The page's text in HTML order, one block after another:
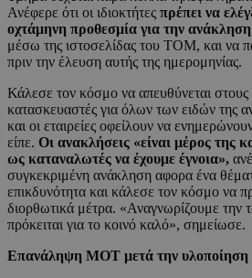
Ανέφερε ότι οι ιδιοκτήτες πρέπει να
οχτάμηνη προθεσμία για την
μέσω της ιστοσελίδας του ΤΟΜ, και να
πριν την έλευση αυτής της ημερομηνίας.
Κάλεσε τον κόσμο να απευθύνεται στους
κατασκευαστές για όλων των ειδών της
και οι εταιρείες οφείλουν να
είπε. Οι ανακλήσεις «είναι μέρος της
ως καταναλωτές να έχουμε έγνοια»,
συγκεκριμένη ανάκληση αφορα ένα
επικδυνότητα και κάλεσε τον κόσμο να
διορθωτικά μέτρα. «Αναγνωρίζουμε την
πρόκειται για το κοινό καλό», σημείωσε.
Επανάληψη ΜΟΤ μετά την υλοποίηση